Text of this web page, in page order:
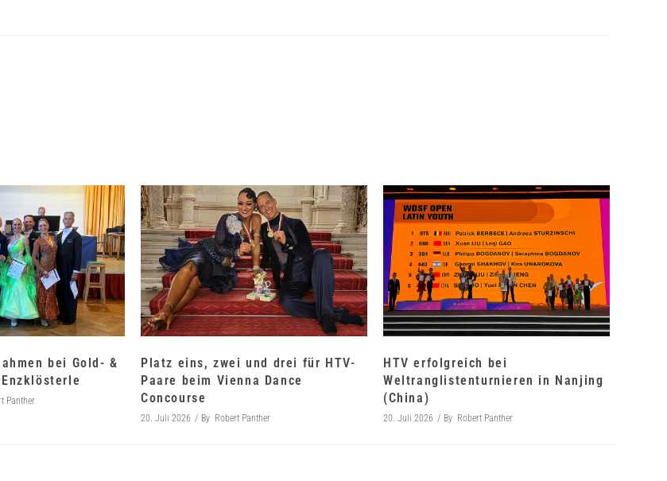
bei Gold- &
Panther
Platz eins, zwei und drei für HTV-
Paare beim Vienna Dance
Concourse
20. Juli 2026 By Robert Panther
HTV erfolgreich bei
Weltranglistenturnieren in Nanjing
(China)
20. Juli 2026 By Robert Panther